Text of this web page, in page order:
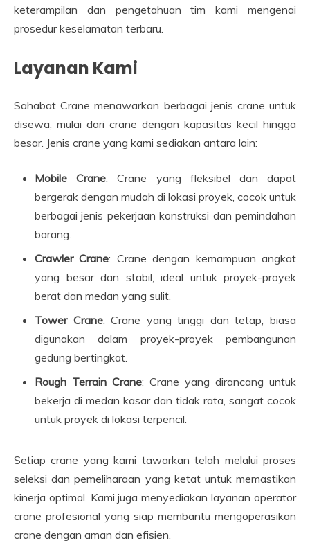
keterampilan dan pengetahuan tim kami mengenai
prosedur keselamatan terbaru.
Layanan Kami
Sahabat Crane menawarkan berbagai jenis crane untuk
disewa, mulai dari crane dengan kapasitas kecil hingga
besar. Jenis crane yang kami sediakan antara lain:
Mobile Crane: Crane yang fleksibel dan dapat
bergerak dengan mudah di lokasi proyek, cocok untuk
berbagai jenis pekerjaan konstruksi dan pemindahan
barang.
Crawler Crane: Crane dengan kemampuan angkat
yang besar dan stabil, ideal untuk proyek-proyek
berat dan medan yang sulit.
Tower Crane: Crane yang tinggi dan tetap, biasa
digunakan dalam proyek-proyek pembangunan
gedung bertingkat.
Rough Terrain Crane: Crane yang dirancang untuk
bekerja di medan kasar dan tidak rata, sangat cocok
untuk proyek di lokasi terpencil.
Setiap crane yang kami tawarkan telah melalui proses
seleksi dan pemeliharaan yang ketat untuk memastikan
kinerja optimal. Kami juga menyediakan layanan operator
crane profesional yang siap membantu mengoperasikan
crane dengan aman dan efisien.